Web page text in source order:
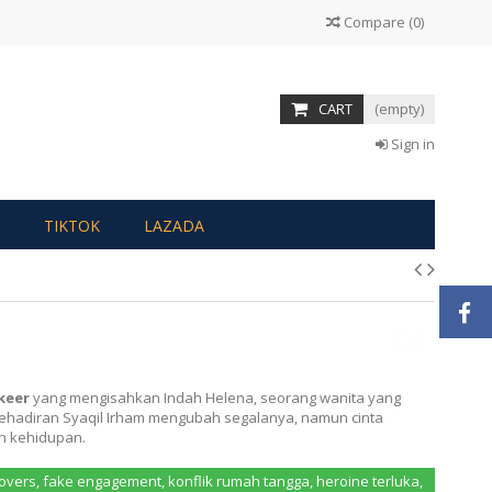
Compare (0)
CART
(empty)
Sign in
TIKTOK LAZADA
yang mengisahkan Indah Helena, seorang wanita yang
Syaqil Irham mengubah segalanya, namun cinta
kehidupan.
fake engagement, konflik rumah tangga, heroine terluka,